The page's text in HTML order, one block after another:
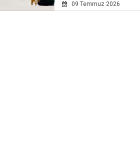
09 Temmuz 2026